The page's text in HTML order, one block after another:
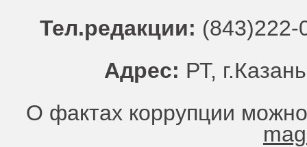
Тел.редакции:
Адрес: РТ,
О фактах коррупции